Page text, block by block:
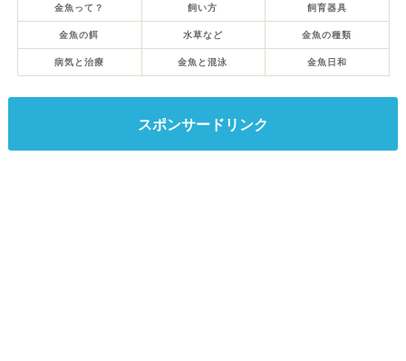
金魚って？ 飼い方 飼育器具
金魚の餌 水草など 金魚の種類
病気と治療 金魚と混泳 金魚日和
スポンサードリンク